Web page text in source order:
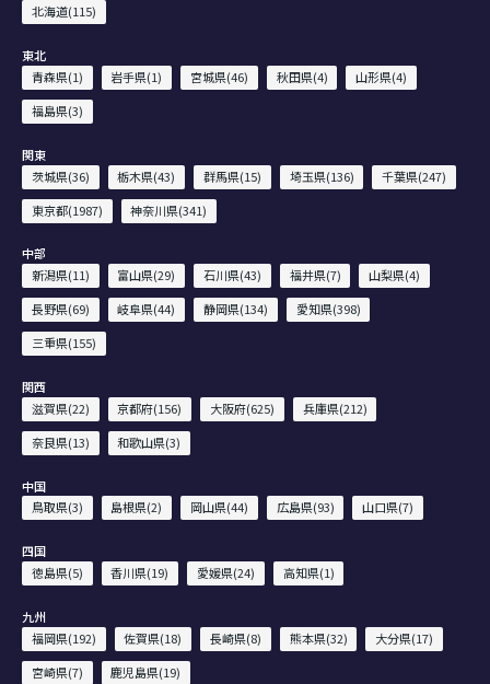
北海道(115)
東北
青森県(1)
岩手県(1) 宮城県(46) 秋田県(4)
山形県(4)
福島県(3)
関東
茨城県(36)
栃木県(43) 群馬県(15) 埼玉県(136)
千葉県(247)
東京都(1987)
神奈川県(341)
中部
新潟県(11)
富山県(29) 石川県(43) 福井県(7)
山梨県(4)
長野県(69)
岐阜県(44) 静岡県(134)
愛知県(398)
三重県(155)
関西
滋賀県(22)
京都府(156) 大阪府(625)
兵庫県(212)
奈良県(13)
和歌山県(3)
中国
鳥取県(3)
島根県(2) 岡山県(44) 広島県(93) 山口県(7)
四国
徳島県(5)
香川県(19) 愛媛県(24) 高知県(1)
九州
福岡県(192)
佐賀県(18) 長崎県(8) 熊本県(32)
大分県(17)
宮崎県(7)
鹿児島県(19)